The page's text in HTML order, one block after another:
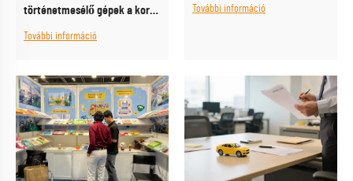
történetmesélő gépek a kora
További információ
összegyűjtése és a jobb
További információ